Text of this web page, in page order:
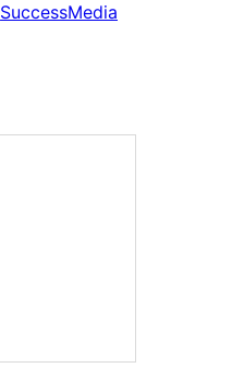
SuccessMedia